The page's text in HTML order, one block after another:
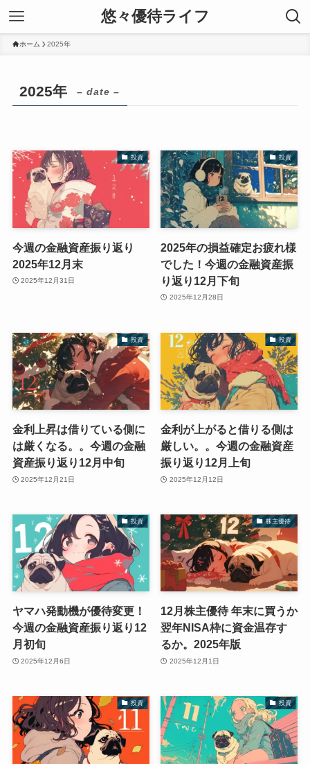
悠々優待ライフ
ホーム 2025年
2025年 – date –
投資
今週の金融資産振り返り
2025年12月末
2025年12月31日
投資
2025年の損益確定お疲れ様
でした！今週の金融資産振
り返り12月下旬
2025年12月28日
投資
金利上昇は借りている側に
は厳くなる。。今週の金融
資産振り返り12月中旬
2025年12月21日
投資
金利が上がると借りる側は
厳しい。。今週の金融資産
振り返り12月上旬
2025年12月12日
投資
ヤマハ発動機が優待変更！
今週の金融資産振り返り12
月初旬
2025年12月6日
株主優待
12月株主優待 年末に買うか
翌年NISA枠に資金温存す
るか。2025年版
2025年12月1日
投資 投資